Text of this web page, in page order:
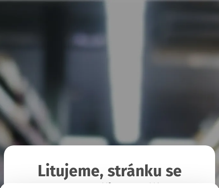
Litujeme, stránku se